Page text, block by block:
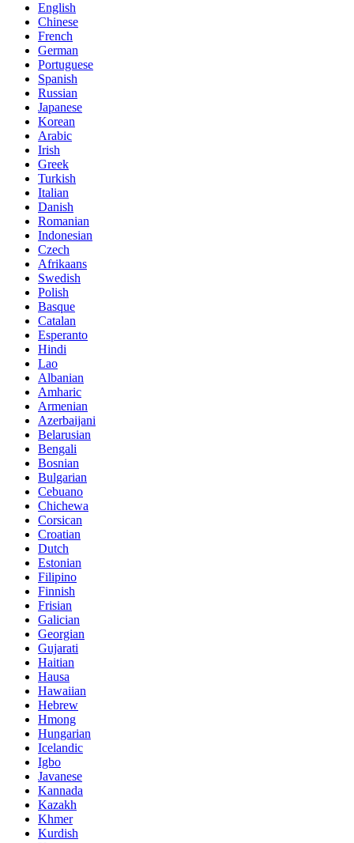
English
Chinese
French
German
Portuguese
Spanish
Russian
Japanese
Korean
Arabic
Irish
Greek
Turkish
Italian
Danish
Romanian
Indonesian
Czech
Afrikaans
Swedish
Polish
Basque
Catalan
Esperanto
Hindi
Lao
Albanian
Amharic
Armenian
Azerbaijani
Belarusian
Bengali
Bosnian
Bulgarian
Cebuano
Chichewa
Corsican
Croatian
Dutch
Estonian
Filipino
Finnish
Frisian
Galician
Georgian
Gujarati
Haitian
Hausa
Hawaiian
Hebrew
Hmong
Hungarian
Icelandic
Igbo
Javanese
Kannada
Kazakh
Khmer
Kurdish